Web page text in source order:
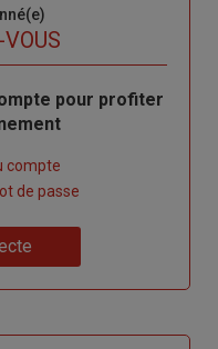
pour profiter
compte
de passe